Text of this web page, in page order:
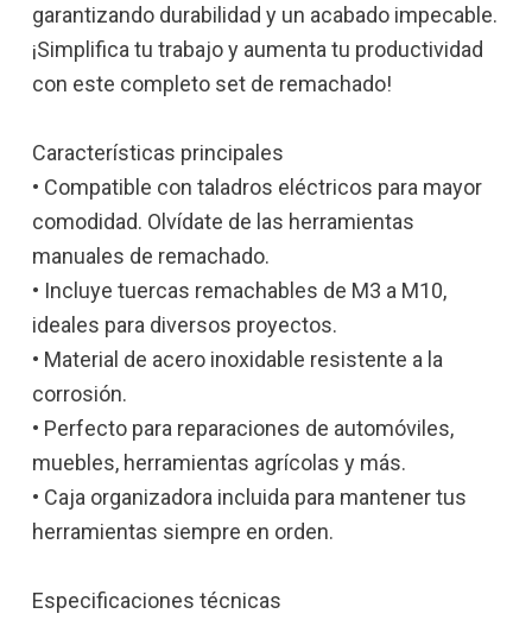
garantizando durabilidad y un acabado impecable.
¡Simplifica tu trabajo y aumenta tu productividad
con este completo set de remachado!
Características principales
• Compatible con taladros eléctricos para mayor
comodidad. Olvídate de las herramientas
manuales de remachado.
• Incluye tuercas remachables de M3 a M10,
ideales para diversos proyectos.
• Material de acero inoxidable resistente a la
corrosión.
• Perfecto para reparaciones de automóviles,
muebles, herramientas agrícolas y más.
• Caja organizadora incluida para mantener tus
herramientas siempre en orden.
Especificaciones técnicas